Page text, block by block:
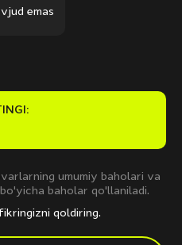
emas
umumiy baholari va
baholar qo'llaniladi.
qoldiring.